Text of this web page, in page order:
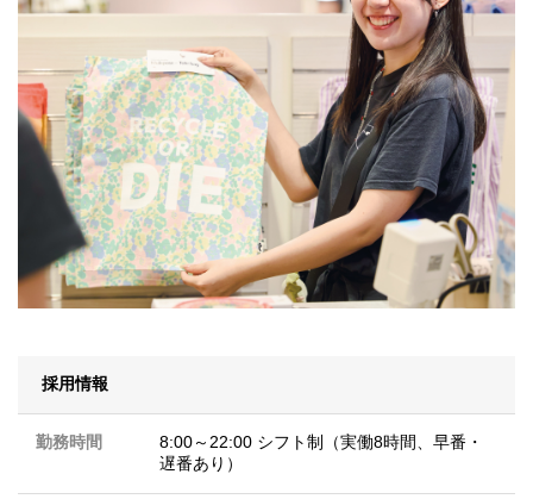
採用情報
勤務時間
8:00～22:00 シフト制（実働8時間、早番・
遅番あり）